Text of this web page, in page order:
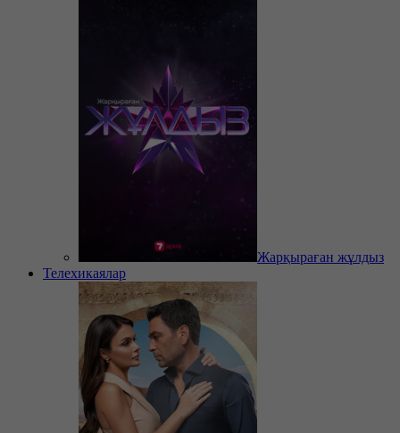
Жарқыраған жұлдыз
Телехикаялар